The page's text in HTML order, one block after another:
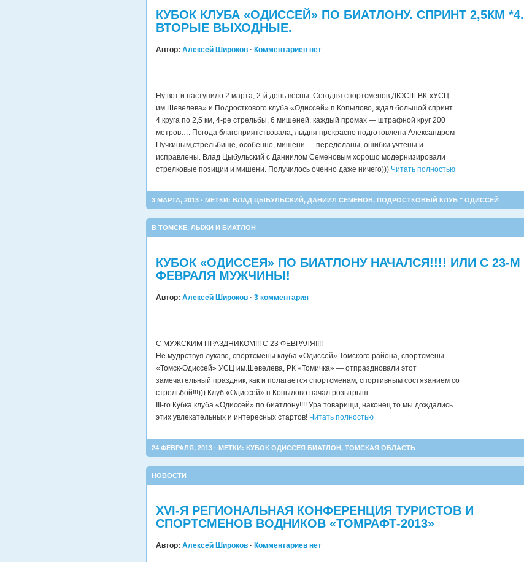
КУБОК КЛУБА «ОДИССЕЙ» ПО БИАТЛОНУ. СПРИНТ 2,5КМ *4.
ВТОРЫЕ ВЫХОДНЫЕ.
Автор: Алексей Широков · Комментариев нет
Ну вот и наступило 2 марта, 2-й день весны. Сегодня спортсменов ДЮСШ ВК «УСЦ
им.Шевелева» и Подросткового клуба «Одиссей» п.Копылово, ждал большой спринт.
4 круга по 2,5 км, 4-ре стрельбы, 6 мишеней, каждый промах — штрафной круг 200
метров…. Погода благоприятствовала, лыдня прекрасно подготовлена Александром
Пучкиным,стрельбище, особенно, мишени — переделаны, ошибки учтены и
исправлены. Влад Цыбульский с Даниилом Семеновым хорошо модернизировали
стрелковые позиции и мишени. Получилось оченно даже ничего))) Читать полностью
3 МАРТА, 2013 · МЕТКИ: ВЛАД ЦЫБУЛЬСКИЙ, ДАНИИЛ СЕМЕНОВ, ПОДРОСТКОВЫЙ КЛУБ " ОДИССЕЙ
В ТОМСКЕ, ЛЫЖИ И БИАТЛОН
КУБОК «ОДИССЕЯ» ПО БИАТЛОНУ НАЧАЛСЯ!!!! ИЛИ С 23-М
ФЕВРАЛЯ МУЖЧИНЫ!
Автор: Алексей Широков · 3 комментария
C МУЖСКИМ ПРАЗДНИКОМ!!! С 23 ФЕВРАЛЯ!!!!
Не мудрствуя лукаво, спортсмены клуба «Одиссей» Томского района, спортсмены
«Томск-Одиссей» УСЦ им.Шевелева, РК «Томичка» — отпраздновали этот
замечательный праздник, как и полагается спортсменам, спортивным состязанием со
стрельбой!!!))) Клуб «Одиссей» п.Копылово начал розыгрыш
III-го Кубка клуба «Одиссей» по биатлону!!!! Ура товарищи, наконец то мы дождались
этих увлекательных и интересных стартов! Читать полностью
24 ФЕВРАЛЯ, 2013 · МЕТКИ: КУБОК ОДИССЕЯ БИАТЛОН, ТОМСКАЯ ОБЛАСТЬ
НОВОСТИ
XVI-Я РЕГИОНАЛЬНАЯ КОНФЕРЕНЦИЯ ТУРИСТОВ И
СПОРТСМЕНОВ ВОДНИКОВ «ТОМРАФТ-2013»
Автор: Алексей Широков · Комментариев нет